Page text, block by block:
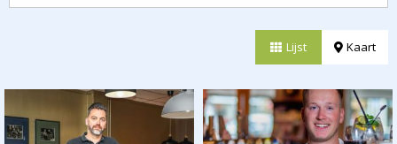
Lijst Kaart